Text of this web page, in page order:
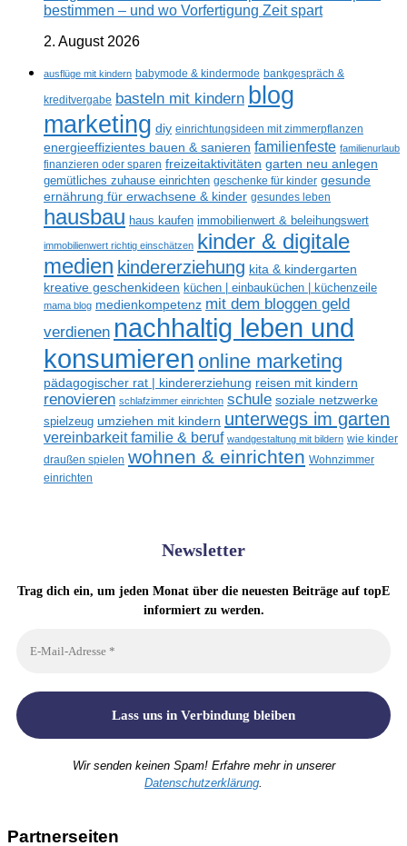
bestimmen – und wo Vorfertigung Zeit spart
2. August 2026
ausflüge mit kindern babymode & kindermode bankgespräch &
kreditvergabe basteln mit kindern blog
marketing diy einrichtungsideen mit zimmerpflanzen
energieeffizientes bauen & sanieren familienfeste familienurlaub
finanzieren oder sparen freizeitaktivitäten garten neu anlegen
gemütliches zuhause einrichten geschenke für kinder gesunde
ernährung für erwachsene & kinder gesundes leben
hausbau haus kaufen immobilienwert & beleihungswert
immobilienwert richtig einschätzen kinder & digitale
medien kindererziehung kita & kindergarten
kreative geschenkideen küchen | einbauküchen | küchenzeile
mama blog medienkompetenz mit dem bloggen geld
verdienen nachhaltig leben und
konsumieren online marketing
pädagogischer rat | kindererziehung reisen mit kindern
renovieren schlafzimmer einrichten schule soziale netzwerke
spielzeug umziehen mit kindern unterwegs im garten
vereinbarkeit familie & beruf wandgestaltung mit bildern wie kinder
draußen spielen wohnen & einrichten Wohnzimmer
einrichten
Newsletter
Trag dich ein, um jeden Monat über die neuesten Beiträge auf topE
informiert zu werden.
Wir senden keinen Spam! Erfahre mehr in unserer
Datenschutzerklärung.
Partnerseiten